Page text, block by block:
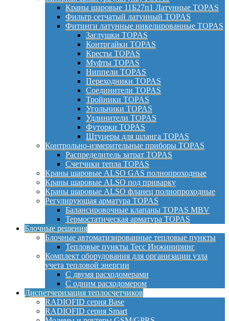
Краны шаровые 11Б27п1 Латунные TOPAS
Фильтр сетчатый латунный TOPAS
Фитинги латунные никелированные TOPAS
Заглушки TOPAS
Контргайки TOPAS
Кресты TOPAS
Муфты TOPAS
Ниппели TOPAS
Переходники TOPAS
Соединители TOPAS
Тройники TOPAS
Угольники TOPAS
Удлинители TOPAS
Футорки TOPAS
Штуцеры для шланга TOPAS
Контрольно-измерительные приборы TOPAS
Распределитель затрат TOPAS
Счетчики тепла TOPAS
Краны шаровые ALSO GAS полнопроходные
Краны шаровые ALSO под приварку
Краны шаровые ALSO фланец полнопроходные
Регулирующая арматура TOPAS
Балансировочные клапаны TOPAS MBV
Термостатическая арматура TOPAS
Блочные решения
Блочные автоматизированные тепловые пункты
Тепловые пункты Тесс Инжиниринг
Комплект оборудования для организации узла
учета тепловой энергии
С двумя расходомерами
С одним расходомером
Диспетчеризация теплосчетчиков
RADIOFID серия Base
RADIOFID серия Smart